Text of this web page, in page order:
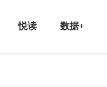
悦读 数据+